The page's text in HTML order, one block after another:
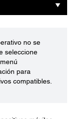
no se
seleccione
para
compatibles.